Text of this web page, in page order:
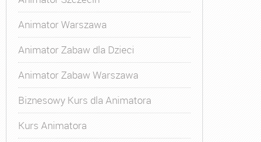
Animator Warszawa
Animator Zabaw dla Dzieci
Animator Zabaw Warszawa
Biznesowy Kurs dla Animatora
Kurs Animatora